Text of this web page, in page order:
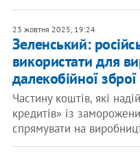
23 жовтня 2025, 19:24
Зеленський:
використати для
далекобійної зброї
Частину коштів, які
кредитів» із
спрямувати на